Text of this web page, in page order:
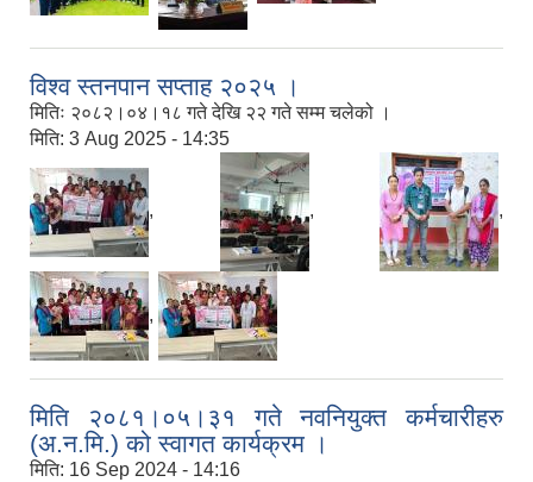
विश्व स्तनपान सप्ताह २०२५ ।
मितिः २०८२।०४।१८ गते देखि २२ गते सम्म चलेको ।
मिति: 3 Aug 2025 - 14:35
, , ,
,
मिति २०८१।०५।३१ गते नवनियुक्त कर्मचारीहरु
(अ.न.मि.) को स्वागत कार्यक्रम ।
मिति: 16 Sep 2024 - 14:16